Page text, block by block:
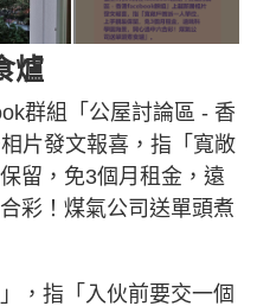
爐
群組「公屋討論區 - 香
片發文報喜，指「寬敞
留，免3個月租金，遠
彩！煤氣公司送單頭煮
，指「入伙前要交一個